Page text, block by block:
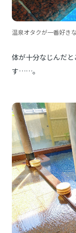
温泉オタクが一番好き
体が十分なじんだ
す……。